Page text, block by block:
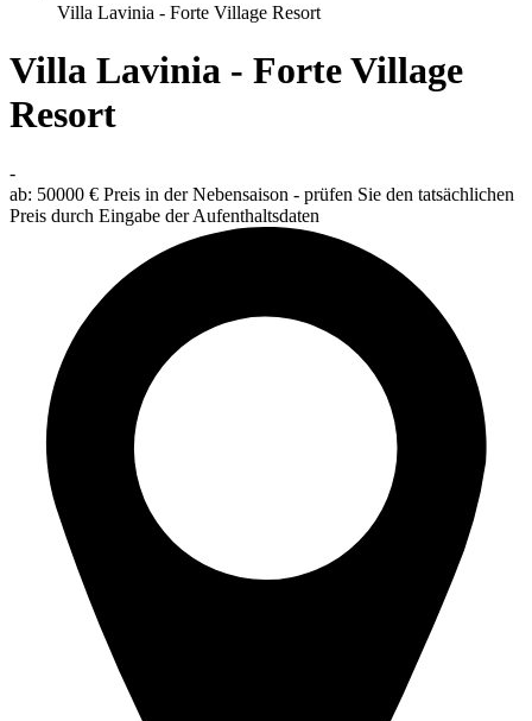
Villa Lavinia - Forte Village Resort
Villa Lavinia - Forte Village
Resort
-
ab: 50000 € Preis in der Nebensaison - prüfen Sie den tatsächlichen
Preis durch Eingabe der Aufenthaltsdaten